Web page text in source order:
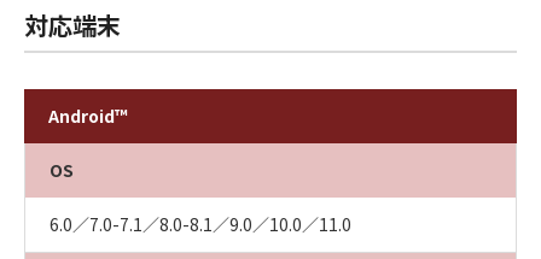
対応端末
Android™
OS
6.0／7.0-7.1／8.0-8.1／9.0／10.0／11.0